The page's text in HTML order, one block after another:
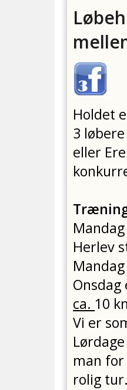
Holdet
3
eller
Herlev
ca. 10
Vi er
man
rolig